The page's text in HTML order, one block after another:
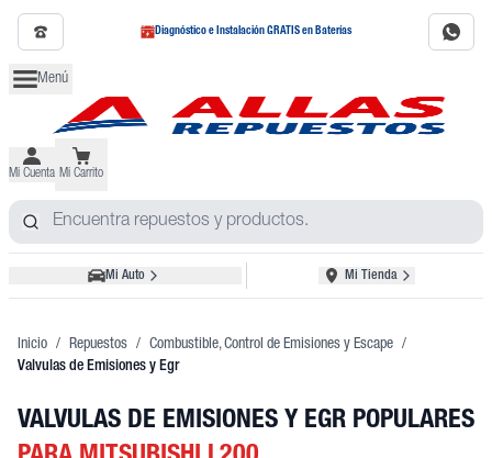
Diagnóstico e Instalación GRATIS en Baterías
Menú
Mi Cuenta Mi Carrito
Mi Auto Mi Tienda
Inicio / Repuestos / Combustible, Control de Emisiones y Escape /
Valvulas de Emisiones y Egr
VALVULAS DE EMISIONES Y EGR POPULARES